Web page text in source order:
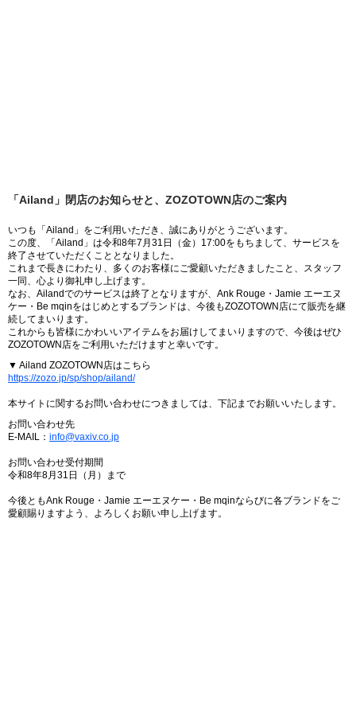
「Ailand」閉店のお知らせと、ZOZOTOWN店のご案内
いつも「Ailand」をご利用いただき、誠にありがとうございます。
この度、「Ailand」は令和8年7月31日（金）17:00をもちまして、サービスを
終了させていただくこととなりました。
これまで長きにわたり、多くのお客様にご愛顧いただきましたこと、スタッフ
一同、心より御礼申し上げます。
なお、Ailandでのサービスは終了となりますが、Ank Rouge・Jamie エーエヌ
ケー・Be mqinをはじめとするブランドは、今後もZOZOTOWN店にて販売を継
続してまいります。
これからも皆様にかわいいアイテムをお届けしてまいりますので、今後はぜひ
ZOZOTOWN店をご利用いただけますと幸いです。
▼ Ailand ZOZOTOWN店はこちら
https://zozo.jp/sp/shop/ailand/
本サイトに関するお問い合わせにつきましては、下記までお願いいたします。
お問い合わせ先
E-MAIL： info@vaxiv.co.jp
お問い合わせ受付期間
令和8年8月31日（月）まで
今後ともAnk Rouge・Jamie エーエヌケー・Be mqinならびに各ブランドをご
愛顧賜りますよう、よろしくお願い申し上げます。